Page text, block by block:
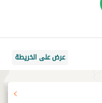
عرض على الخريطة